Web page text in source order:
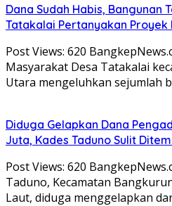
Dana Sudah Habis, Bangunan
Tatakalai Pertanyakan Proyek
Post Views: 620
Masyarakat Desa Tatakalai
Utara mengeluhkan sejumlah
Diduga Gelapkan Dana
Juta, Kades Taduno Sulit
Post Views: 620
Taduno, Kecamatan
Laut, diduga menggelapkan